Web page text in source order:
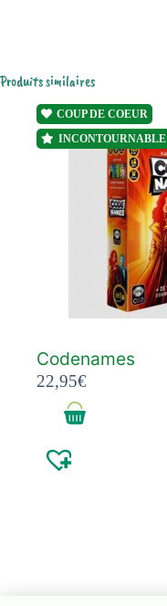
Produits similaires
COUP DE COEUR
INCONTOURNABLE
Codenames
22,95€